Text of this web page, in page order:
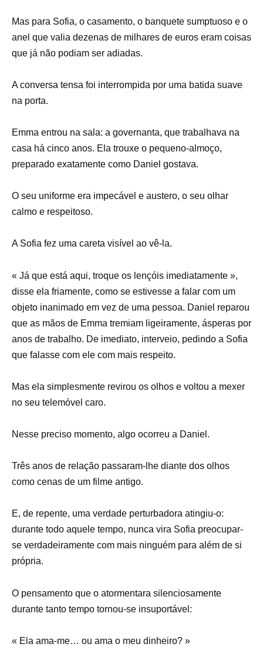
Mas para Sofia, o casamento, o banquete sumptuoso e o
anel que valia dezenas de milhares de euros eram coisas
que já não podiam ser adiadas.
A conversa tensa foi interrompida por uma batida suave
na porta.
Emma entrou na sala: a governanta, que trabalhava na
casa há cinco anos. Ela trouxe o pequeno-almoço,
preparado exatamente como Daniel gostava.
O seu uniforme era impecável e austero, o seu olhar
calmo e respeitoso.
A Sofia fez uma careta visível ao vê-la.
« Já que está aqui, troque os lençóis imediatamente »,
disse ela friamente, como se estivesse a falar com um
objeto inanimado em vez de uma pessoa. Daniel reparou
que as mãos de Emma tremiam ligeiramente, ásperas por
anos de trabalho. De imediato, interveio, pedindo a Sofia
que falasse com ele com mais respeito.
Mas ela simplesmente revirou os olhos e voltou a mexer
no seu telemóvel caro.
Nesse preciso momento, algo ocorreu a Daniel.
Três anos de relação passaram-lhe diante dos olhos
como cenas de um filme antigo.
E, de repente, uma verdade perturbadora atingiu-o:
durante todo aquele tempo, nunca vira Sofia preocupar-
se verdadeiramente com mais ninguém para além de si
própria.
O pensamento que o atormentara silenciosamente
durante tanto tempo tornou-se insuportável:
« Ela ama-me… ou ama o meu dinheiro? »